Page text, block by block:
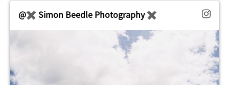
@✖️ Simon Beedle Photography ✖️